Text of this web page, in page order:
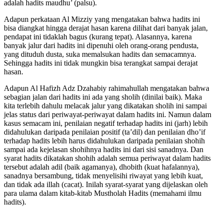
adalah hadits maudhu’ (palsu).
Adapun perkataan Al Mizziy yang mengatakan bahwa hadits ini
bisa diangkat hingga derajat hasan karena dilihat dari banyak jalan,
pendapat ini tidaklah bagus (kurang tepat). Alasannya, karena
banyak jalur dari hadits ini dipenuhi oleh orang-orang pendusta,
yang dituduh dusta, suka memalsukan hadits dan semacamnya.
Sehingga hadits ini tidak mungkin bisa terangkat sampai derajat
hasan.
Adapun Al Hafizh Adz Dzahabiy rahimahullah mengatakan bahwa
sebagian jalan dari hadits ini ada yang sholih (dinilai baik). Maka
kita terlebih dahulu melacak jalur yang dikatakan sholih ini sampai
jelas status dari periwayat-periwayat dalam hadits ini. Namun dalam
kasus semacam ini, penilaian negatif terhadap hadits ini (jarh) lebih
didahulukan daripada penilaian positif (ta’dil) dan penilaian dho’if
terhadap hadits lebih harus didahulukan daripada penilaian shohih
sampai ada kejelasan shohihnya hadits ini dari sisi sanadnya. Dan
syarat hadits dikatakan shohih adalah semua periwayat dalam hadits
tersebut adalah adil (baik agamanya), dhobith (kuat hafalannya),
sanadnya bersambung, tidak menyelisihi riwayat yang lebih kuat,
dan tidak ada illah (cacat). Inilah syarat-syarat yang dijelaskan oleh
para ulama dalam kitab-kitab Mustholah Hadits (memahami ilmu
hadits).